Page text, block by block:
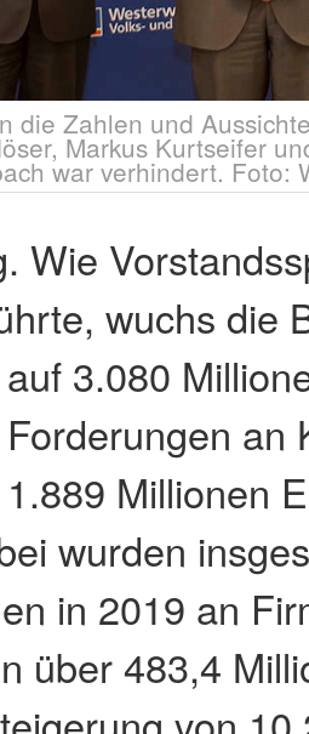
die Zahlen und
Markus Kurtseifer
war verhindert. Foto:
Wie
wuchs die
3.080
an
Millionen
wurden
in 2019 an
über 483,4